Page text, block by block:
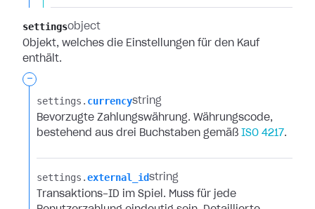
settingsobject
Objekt, welches die Einstellungen für den Kauf
enthält.
-
settings.​ currencystring
Bevorzugte Zahlungswährung. Währungscode,
bestehend aus drei Buchstaben gemäß ISO 4217.
settings.​external_idstring
Transaktions-ID im Spiel. Muss für jede